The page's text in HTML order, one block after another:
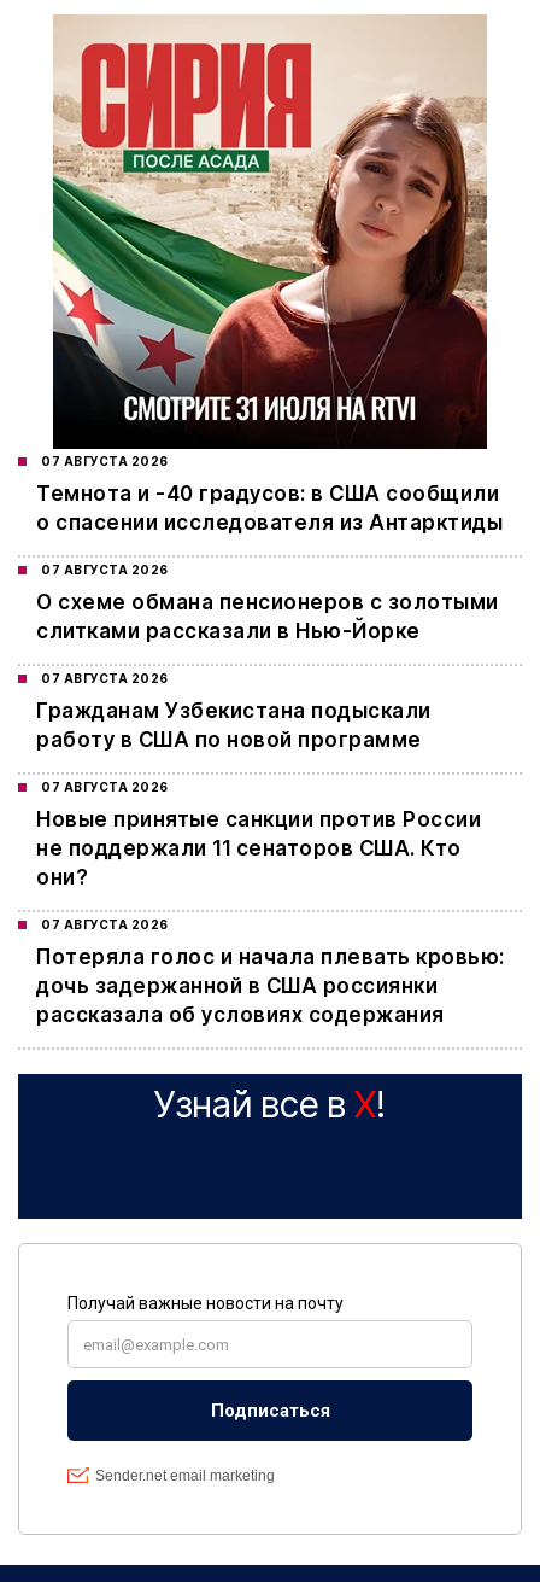
07 АВГУСТА 2026
Темнота и -40 градусов: в США сообщили
о спасении исследователя из Антарктиды
07 АВГУСТА 2026
О схеме обмана пенсионеров с золотыми
слитками рассказали в Нью-Йорке
07 АВГУСТА 2026
Гражданам Узбекистана подыскали
работу в США по новой программе
07 АВГУСТА 2026
Новые принятые санкции против России
не поддержали 11 сенаторов США. Кто
они?
07 АВГУСТА 2026
Потеряла голос и начала плевать кровью:
дочь задержанной в США россиянки
рассказала об условиях содержания
Узнай все в X!